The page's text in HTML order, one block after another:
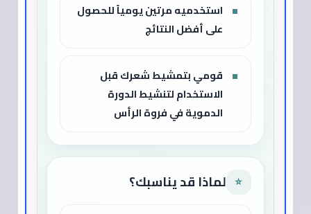
استخدميه مرتين يومياً للحصول
على أفضل النتائج
قومي بتمشيط شعرك قبل
الاستخدام لتنشيط الدورة
الدموية في فروة الرأس
⭐ لماذا قد يناسبك؟